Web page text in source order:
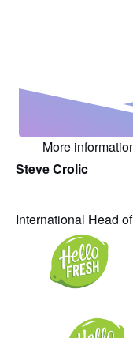
More
Steve Crolic
International Head